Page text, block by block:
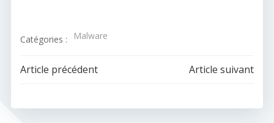
Catégories : Malware
Navigation
de
Article précédent
Navigation
de
Article suivant